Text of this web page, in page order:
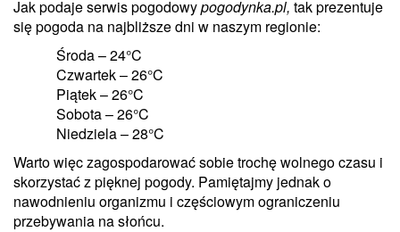
Jak podaje serwis pogodowypogodynka.pl, tak prezentuje
się pogoda na najbliższe dni w naszym regionie:
Środa – 24°C
Czwartek – 26°C
Piątek – 26°C
Sobota – 26°C
Niedziela – 28°C
Warto więc zagospodarować sobie trochę wolnego czasu i
skorzystać z pięknej pogody. Pamiętajmy jednak o
nawodnieniu organizmu i częściowym ograniczeniu
przebywania na słońcu.